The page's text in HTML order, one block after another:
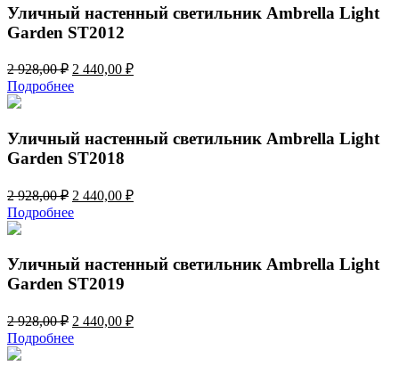
ST6513
Уличный настенный светильник Ambrella Light
Garden ST2012
2 928,00₽ Первоначальная
цена
составляла
928,00 ₽.
2 440,00 ₽Текущая
Подробнее
Уличный настенный светильник Ambrella Light
Garden ST2018
2 928,00₽ Первоначальная
цена
составляла
928,00 ₽.
2 440,00 ₽Текущая
Подробнее
Уличный настенный светильник Ambrella Light
Garden ST2019
2 928,00₽ Первоначальная
цена
составляла
2 440,00 ₽Текущая
Подробнее